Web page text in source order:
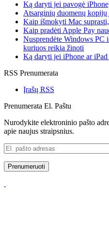
Ką daryti jei pavogė
Atsarginių duomenų
Kaip išmokyti Mac
Kaip pradėti Apple Pay
Nusprendėte Windows PC
kuriuos reikia žinoti
Ką daryti jei iPhone ar
RSS Prenumerata
Įrašų RSS
Prenumerata El. Paštu
Nurodykite elektroninio pašto
apie naujus straipsnius.
El.
pašto
adresas
Prenumeruoti